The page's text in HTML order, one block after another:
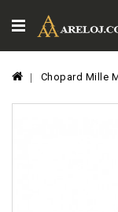
Chopard Mille